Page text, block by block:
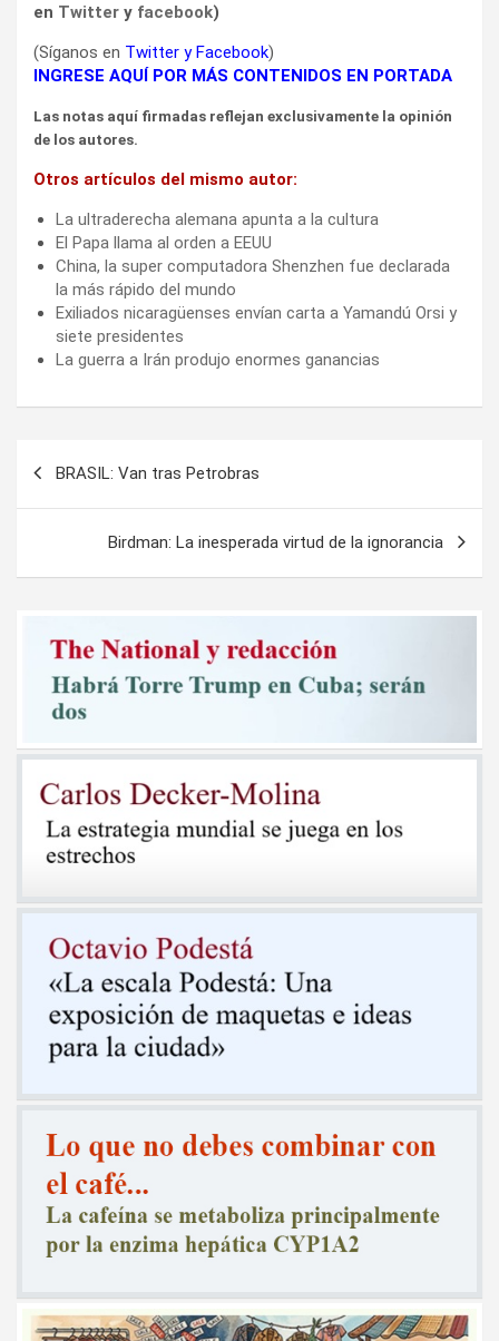
en Twitter y facebook)
(Síganos en Twitter yFacebook)
INGRESE AQUÍ POR MÁS CONTENIDOS EN PORTADA
Las notas aquí firmadas reflejan exclusivamente la opinión
de los autores.
Otros artículos del mismo autor:
La ultraderecha alemana apunta a la cultura
El Papa llama al orden a EEUU
China, la super computadora Shenzhen fue declarada
la más rápido del mundo
Exiliados nicaragüenses envían carta a Yamandú Orsi y
siete presidentes
La guerra a Irán produjo enormes ganancias
entradas
BRASIL: Van tras Petrobras
Birdman: La inesperada virtud de la ignorancia